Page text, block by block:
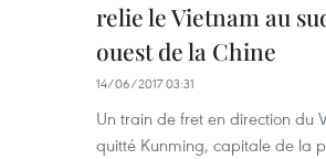
relie le Vietnam au
ouest de la Chine
14/06/2017 03:31
Un train de fret en direction du
quitté Kunming, capitale de la